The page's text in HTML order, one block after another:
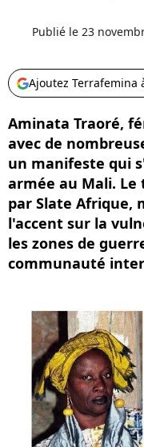
Publié le 23
Ajoutez Terrafemina
Aminata Traoré,
avec de
un manifeste qui
armée au Mali.
par Slate Afrique,
l'accent sur la
les zones de
communauté